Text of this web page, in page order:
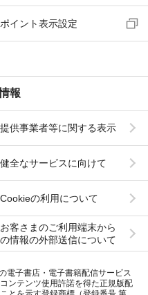
ポイント表示設定
報
提供事業者等に関する表示
健全なサービスに向けて
Cookieの利用について
お客さまのご利用端末から
の情報の外部送信について
電子書店・電子書籍配信サービス
ンテンツ使用許諾を得た正規版配